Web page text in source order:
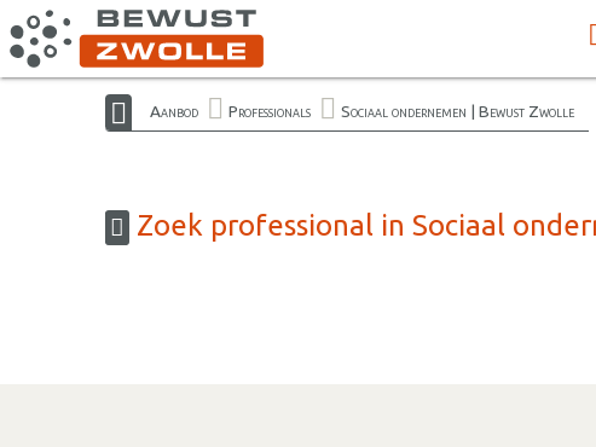
Aanbod Professionals Sociaal ondernemen | Bewust Zwolle
Zoek professional in Sociaal